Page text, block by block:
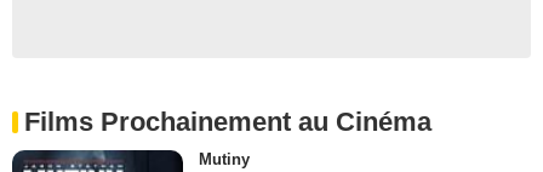
Films Prochainement au Cinéma
Mutiny